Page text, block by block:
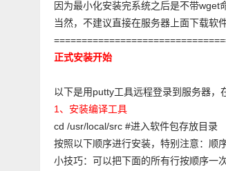
因为最小化安装完系统之后是不带wget
当然，不建议直接在服务器上面下载软件
正式安装开始
以下是用putty工具远程登录到服务器，
1、安装编译工具
cd /usr/local/src #进入软件包存放目录
按照以下顺序进行安装，特别注意：顺
小技巧：可以把下面的所有行按顺序一